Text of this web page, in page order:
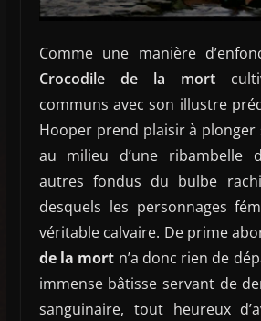
Comme une manière
Crocodile de la mort
communs avec son illustre
Hooper prend plaisir à plonger
au milieu d’une ribambelle
autres fondus du bulbe
desquels les personnages
véritable calvaire. De prime
de la mort n’a donc rien de
immense bâtisse servant de
sanguinaire, tout heureux